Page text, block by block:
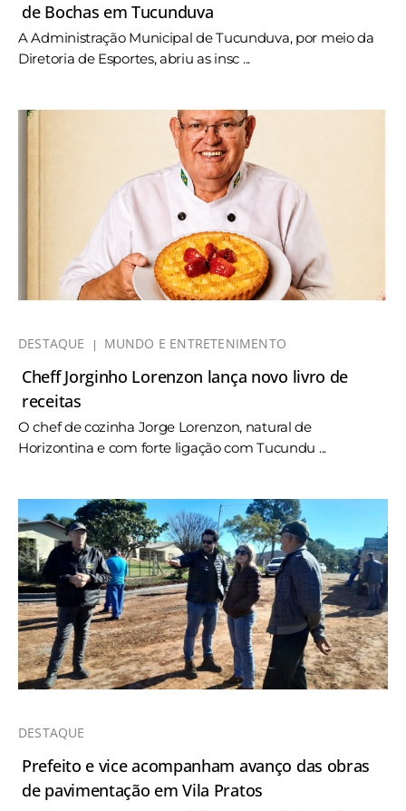
de Bochas em Tucunduva
A Administração Municipal de Tucunduva, por meio da
Diretoria de Esportes, abriu as insc ...
DESTAQUE MUNDO E ENTRETENIMENTO
Cheff Jorginho Lorenzon lança novo livro de
receitas
O chef de cozinha Jorge Lorenzon, natural de
Horizontina e com forte ligação com Tucundu ...
DESTAQUE
Prefeito e vice acompanham avanço das obras
de pavimentação em Vila Pratos